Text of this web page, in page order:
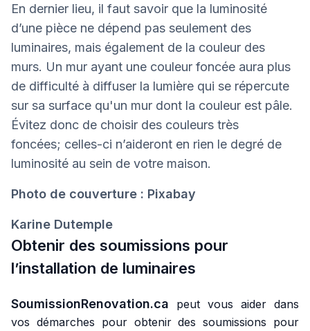
En dernier lieu, il faut savoir que la luminosité
d’une pièce ne dépend pas seulement des
luminaires, mais également de la couleur des
murs. Un mur ayant une couleur foncée aura plus
de difficulté à diffuser la lumière qui se répercute
sur sa surface qu'un mur dont la couleur est pâle.
Évitez donc de choisir des couleurs très
foncées; celles-ci n’aideront en rien le degré de
luminosité au sein de votre maison.
Photo de couverture : Pixabay
Karine Dutemple
Obtenir des soumissions pour
l’installation de luminaires
SoumissionRenovation.ca peut vous aider dans
vos démarches pour obtenir des soumissions pour